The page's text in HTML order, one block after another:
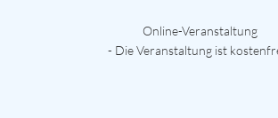
Online-Veranstaltung
- Die Veranstaltung ist